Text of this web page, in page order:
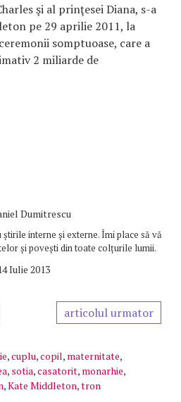
şi al prinţesei Diana, s-a
pe 29 aprilie 2011, la
somptuoase, care a
2 miliarde de
Dumitrescu
interne și externe. Îmi place să vă
și povești din toate colțurile lumii.
Iulie 2013
articolul urmator
,cuplu,copil, maternitate,
, sotia,casatorit, monarhie,
,Kate Middleton,tron